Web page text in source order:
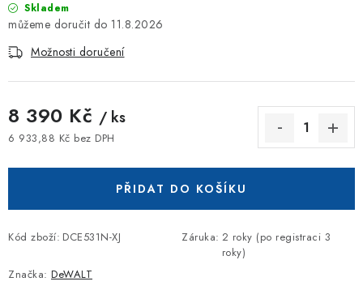
Skladem
11.8.2026
Možnosti doručení
8 390 Kč / ks
6 933,88 Kč bez DPH
PŘIDAT DO KOŠÍKU
Kód zboží: DCE531N-XJ Záruka: 2 roky (po registraci 3
roky)
Značka: DeWALT